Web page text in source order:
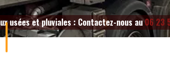
usées et pluviales : Contactez-nous au06 23